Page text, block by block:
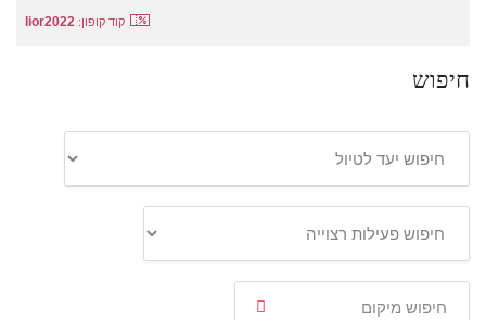
קוד קופון: lior2022
חיפוש